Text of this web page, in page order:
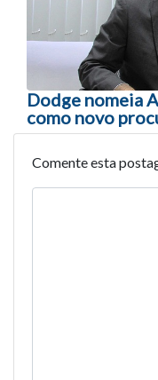
Dodge nomeia
como novo
Comente esta